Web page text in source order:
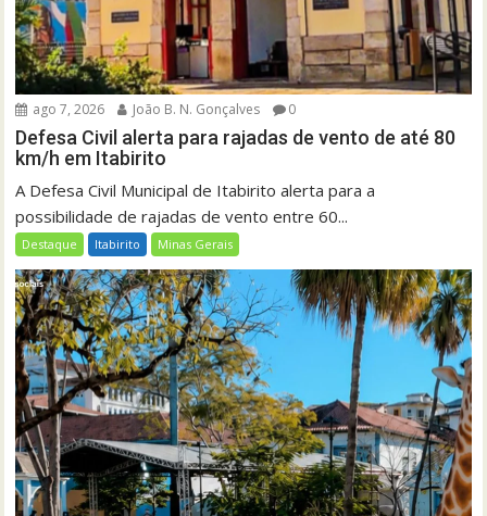
ago 7, 2026 João B. N. Gonçalves 0
Defesa Civil alerta para rajadas de vento de até 80
km/h em Itabirito
A Defesa Civil Municipal de Itabirito alerta para a
possibilidade de rajadas de vento entre 60...
Destaque Itabirito Minas Gerais